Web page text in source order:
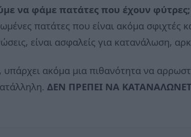
να φάμε πατάτες που έχουν φύτρες;
πατάτες που είναι ακόμα σφιχτές
είναι ασφαλείς για κατανάλωση,
ακόμα μια πιθανότητα να
ΔΕΝ ΠΡΕΠΕΙ ΝΑ